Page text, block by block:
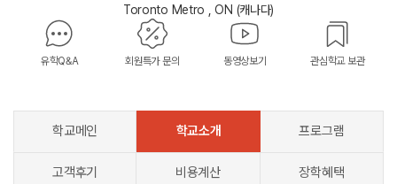
Toronto Metro , ON (캐나다)
유학Q&A 회원특가 문의 동영상보기 관심학교 보관
학교메인 학교소개 프로그램
고객후기 비용계산 장학혜택